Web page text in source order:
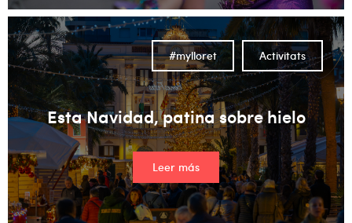
Esta Navidad, patina sobre hielo
Leer más
Activitats
#mylloret